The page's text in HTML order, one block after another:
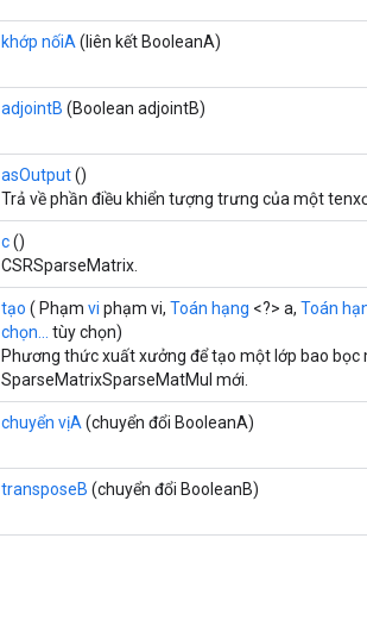
khớp nốiA (liên kết BooleanA)
adjointB (Boolean adjointB)
asOutput()
Trả về phần điều khiển tượng trưng của một
c()
CSRSparseMatrix.
tạo ( Phạm vi phạm vi, Toán hạng <?> a, Toán
chọn...
tùy chọn)
Phương thức xuất xưởng để tạo một lớp bao
SparseMatrixSparseMatMul mới.
chuyển vịA (chuyển đổi BooleanA)
transposeB (chuyển đổi BooleanB)